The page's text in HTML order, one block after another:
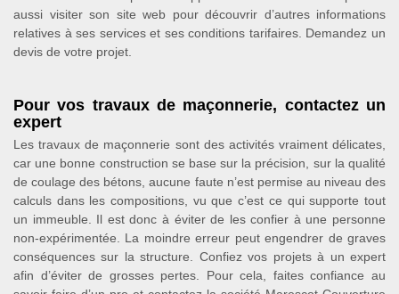
aussi visiter son site web pour découvrir d’autres informations
relatives à ses services et ses conditions tarifaires. Demandez un
devis de votre projet.
Pour vos travaux de maçonnerie, contactez un
expert
Les travaux de maçonnerie sont des activités vraiment délicates,
car une bonne construction se base sur la précision, sur la qualité
de coulage des bétons, aucune faute n’est permise au niveau des
calculs dans les compositions, vu que c’est ce qui supporte tout
un immeuble. Il est donc à éviter de les confier à une personne
non-expérimentée. La moindre erreur peut engendrer de graves
conséquences sur la structure. Confiez vos projets à un expert
afin d’éviter de grosses pertes. Pour cela, faites confiance au